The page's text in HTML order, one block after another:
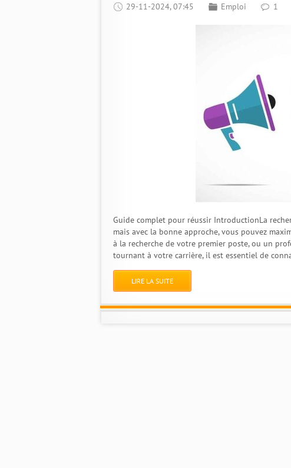
29-11-2024, 07:45 Emploi 1
Guide complet pour réussir IntroductionLa
mais avec la bonne approche, vous pouvez
à la recherche de votre premier poste, ou un
tournant à votre carrière, il est essentiel de
LIRE LA SUITE